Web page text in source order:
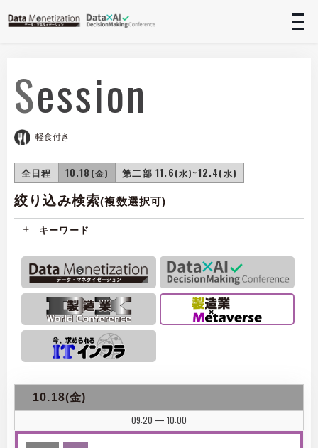
Session
全日程 10.18 (金) 第二部 11.6(水)~12.4(水)
軽食付き
絞り込み検索(複数選択可)
キーワード
10.18(金)
09:20
| 10:00